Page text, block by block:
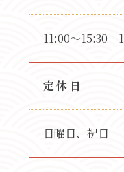
11:00～15:30
定休日
日曜日、祝日